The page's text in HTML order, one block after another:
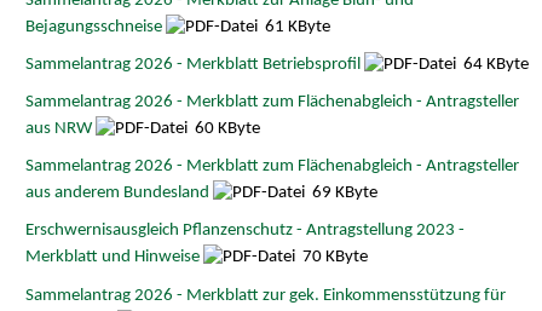
Bejagungsschneise
61 KByte
Sammelantrag 2026 - Merkblatt Betriebsprofil 64 KByte
Sammelantrag 2026 - Merkblatt zum Flächenabgleich - Antragsteller
aus NRW
60 KByte
Sammelantrag 2026 - Merkblatt zum Flächenabgleich - Antragsteller
aus anderem Bundesland
69 KByte
Erschwernisausgleich Pflanzenschutz - Antragstellung 2023 -
Merkblatt und Hinweise
70 KByte
Sammelantrag 2026 - Merkblatt zur gek. Einkommensstützung für